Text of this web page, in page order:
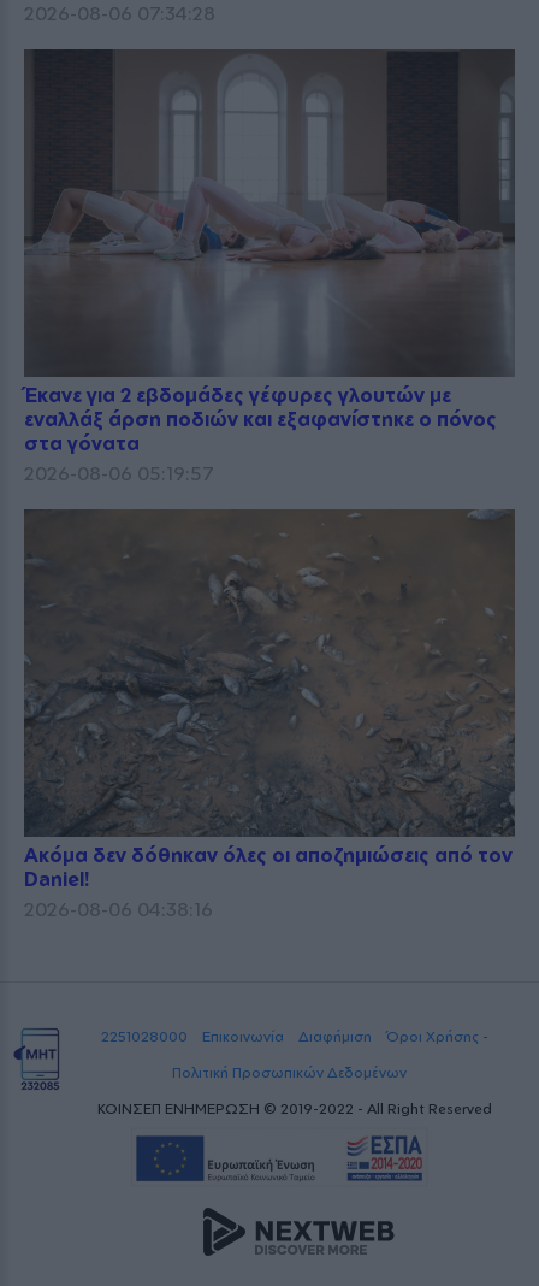
2026-08-06 07:34:28
Έκανε για 2 εβδομάδες γέφυρες γλουτών με
εναλλάξ άρση ποδιών και εξαφανίστηκε ο πόνος
στα γόνατα
2026-08-06 05:19:57
Ακόμα δεν δόθηκαν όλες οι αποζημιώσεις από τον
Daniel!
2026-08-06 04:38:16
2251028000 Επικοινωνία Διαφήμιση
Όροι Χρήσης -
Πολιτική Προσωπικών Δεδομένων
ΚΟΙΝΣΕΠ ΕΝΗΜΕΡΩΣΗ © 2019-2022 - All Right Reserved